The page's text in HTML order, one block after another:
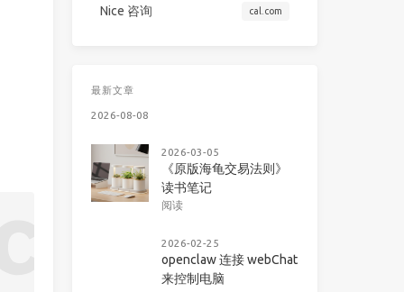
Nice 咨询 cal.com
最新文章
2026-08-08
2026-03-05
《原版海龟交易法则》
读书笔记
阅读
2026-02-25
openclaw 连接 webChat
来控制电脑